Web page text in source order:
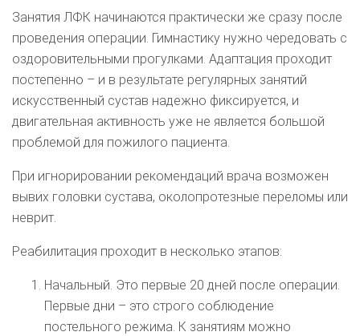
Занятия ЛФК начинаются практически же сразу после
проведения операции. Гимнастику нужно чередовать с
оздоровительными прогулками. Адаптация проходит
постепенно – и в результате регулярных занятий
искусственный сустав надежно фиксируется, и
двигательная активность уже не является большой
проблемой для пожилого пациента.
При игнорировании рекомендаций врача возможен
вывих головки сустава, околопротезные переломы или
неврит.
Реабилитация проходит в несколько этапов:
Начальный. Это первые 20 дней после операции.
Первые дни – это строго соблюдение
постельного режима. К занятиям можно